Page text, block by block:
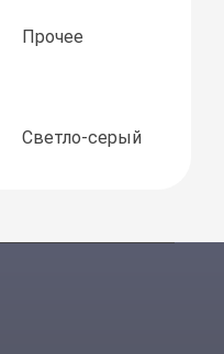
Прочее
Светло-серый